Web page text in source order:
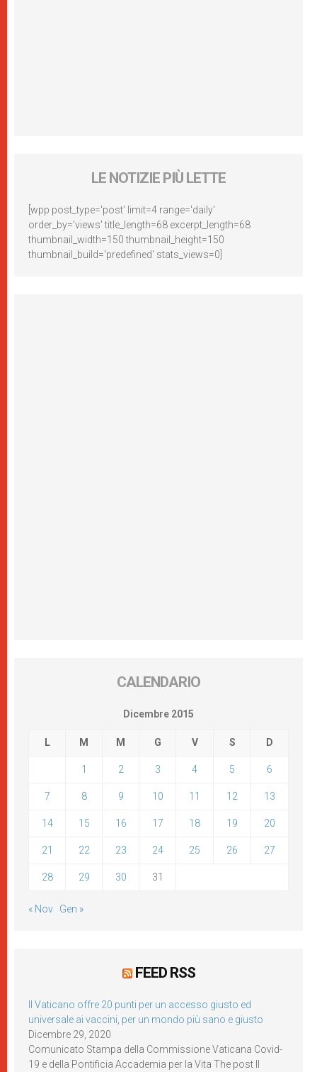
LE NOTIZIE PIÙ LETTE
[wpp post_type='post' limit=4 range='daily'
order_by='views' title_length=68 excerpt_length=68
thumbnail_width=150 thumbnail_height=150
thumbnail_build='predefined' stats_views=0]
CALENDARIO
Dicembre 2015
L M M G V S D
1 2 3 4 5 6
7 8 9 10 11 12 13
14 15 16 17 18 19 20
21 22 23 24 25 26 27
28 29 30 31
« Nov Gen »
FEED RSS
Il Vaticano offre 20 punti per un accesso giusto ed
universale ai vaccini, per un mondo più sano e giusto
Dicembre 29, 2020
Comunicato Stampa della Commissione Vaticana Covid-
19 e della Pontificia Accademia per la Vita The post Il